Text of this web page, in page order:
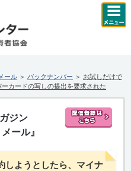
ール ＞ バックナンバー ＞ お試しだけで
カードの写しの提出を要求された
ジン
ール』
しようとしたら、マイナ